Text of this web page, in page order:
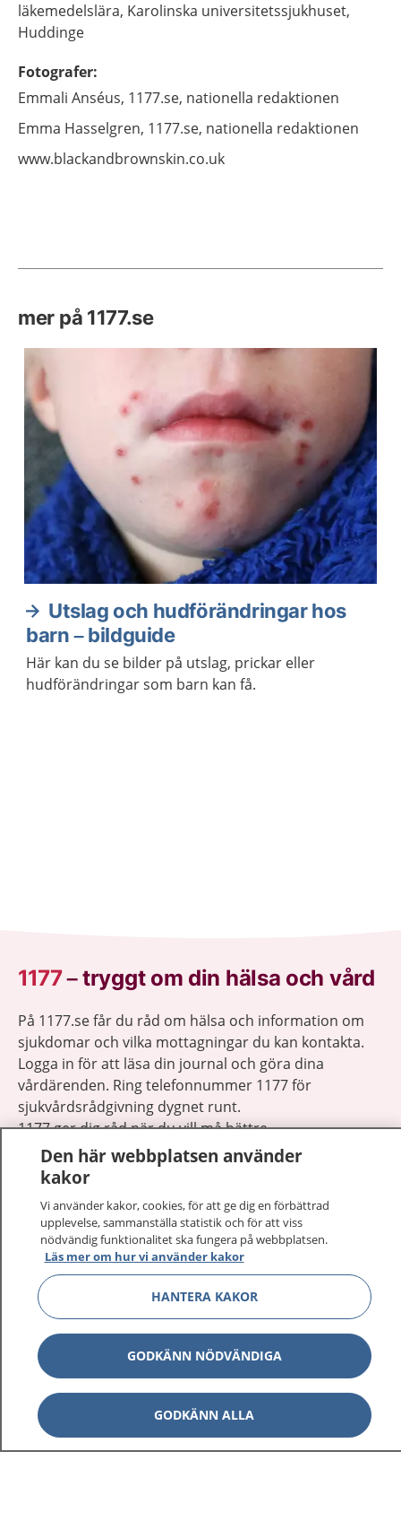
läkemedelslära, Karolinska universitetssjukhuset,
Huddinge
Fotografer:
Emmali Anséus, 1177.se, nationella redaktionen
Emma Hasselgren, 1177.se, nationella redaktionen
www.blackandbrownskin.co.uk
mer på 1177.se
Utslag och hudförändringar hos
barn – bildguide
Här kan du se bilder på utslag, prickar eller
hudförändringar som barn kan få.
1177–tryggt om din hälsa och vård
På 1177.se får du råd om hälsa och information om
sjukdomar och vilka mottagningar du kan kontakta.
Logga in för att läsa din journal och göra dina
vårdärenden. Ring telefonnummer 1177 för
sjukvårdsrådgivning dygnet runt.
1177 ger dig råd när du vill må bättre.
1177 på flera språk
Om 1177 Visa
Kontakt Visa
Behandling av personuppgifter
Den här webbplatsen använder
kakor
Vi använder kakor, cookies, för att ge dig en förbättrad
upplevelse, sammanställa statistik och för att viss
nödvändig funktionalitet ska fungera på webbplatsen.
Läs mer om hur vi använder kakor
HANTERA KAKOR
GODKÄNN NÖDVÄNDIGA
GODKÄNN ALLA